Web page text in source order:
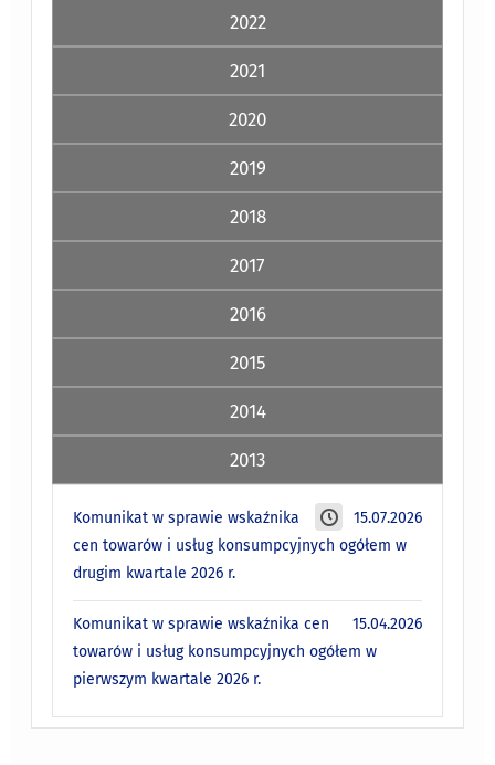
2022
2021
2020
2019
2018
2017
2016
2015
2014
2013
15.07.2026
Komunikat w sprawie wskaźnika
cen towarów i usług konsumpcyjnych ogółem w
drugim kwartale 2026 r.
15.04.2026
Komunikat w sprawie wskaźnika cen
towarów i usług konsumpcyjnych ogółem w
pierwszym kwartale 2026 r.